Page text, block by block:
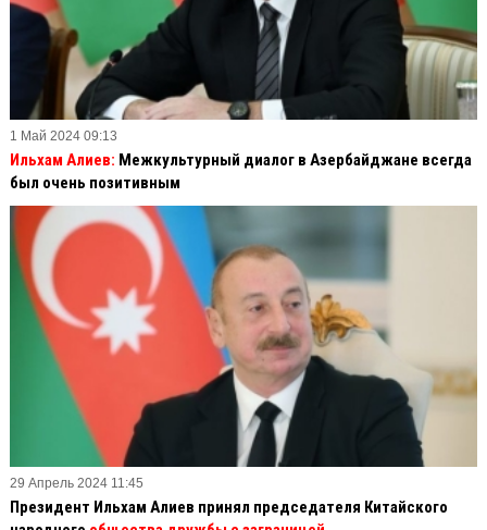
1 Май 2024 09:13
Ильхам Алиев: Межкультурный диалог в Азербайджане всегда
был очень позитивным
29 Апрель 2024 11:45
Президент Ильхам Алиев принял председателя Китайского